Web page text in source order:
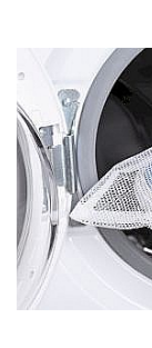
Sampon
Vopsea de par
Servetele Umede